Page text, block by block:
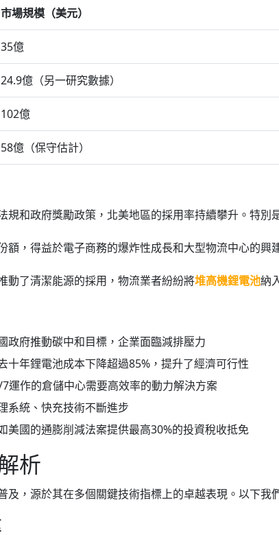
市場規模（美元）
35億
24.9億（另一研究數據）
102億
58億（保守估計）
規和政府獎勵政策，北美地區的採用率持續攀升。特
額，得益於電子商務的爆炸性成長和大型物流中心的
動了清潔能源的採用，物流業者紛紛將堆高機鋰電池納
政府推動碳中和目標，企業面臨減排壓力
十年鋰電池成本下降超過85%，提升了經濟可行性
7運作的倉儲中心需要高效率的動力解決方案
系統、快充技術不斷進步
美國的通膨削減法案提供最高30%的投資稅收抵免
析
及，源於其在多個關鍵技術指標上的卓越表現。以下我